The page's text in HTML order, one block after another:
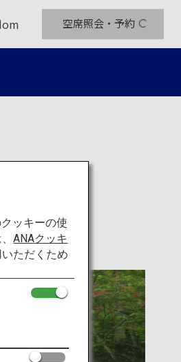
空席照会・予約
ッキーの使
、ANAクッキ
ただくため